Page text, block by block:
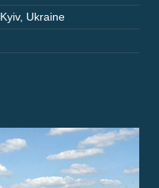
Kyiv, Ukraine